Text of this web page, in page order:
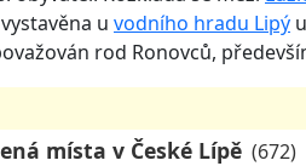
u vodního hradu Lipý
rod Ronovců,
místa v České Lípě (672)